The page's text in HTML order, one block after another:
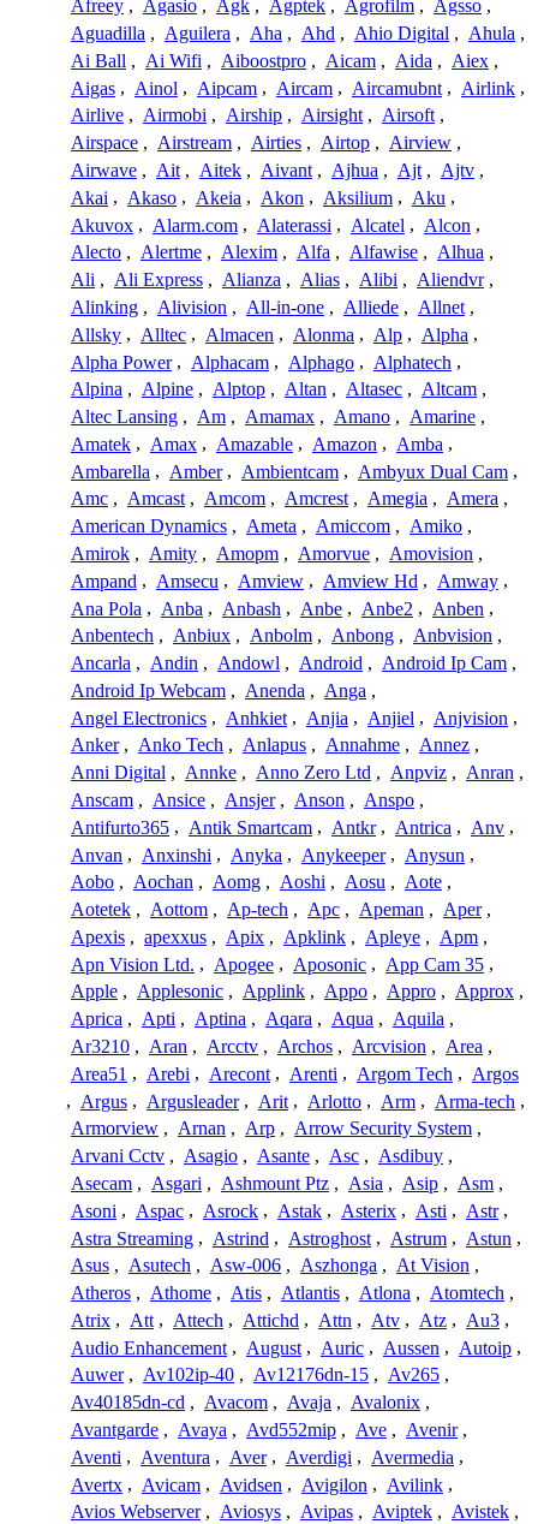
Afreey , Agasio , Agk , Agptek , Agrofilm , Agsso ,
Aguadilla , Aguilera , Aha , Ahd , Ahio Digital , Ahula ,
Ai Ball , Ai Wifi , Aiboostpro , Aicam , Aida , Aiex ,
Aigas , Ainol , Aipcam , Aircam , Aircamubnt , Airlink ,
Airlive , Airmobi , Airship , Airsight , Airsoft ,
Airspace , Airstream , Airties , Airtop , Airview ,
Airwave , Ait , Aitek , Aivant , Ajhua , Ajt , Ajtv ,
Akai , Akaso , Akeia , Akon , Aksilium , Aku ,
Akuvox , Alarm.com , Alaterassi , Alcatel , Alcon ,
Alecto , Alertme , Alexim , Alfa , Alfawise , Alhua ,
Ali , Ali Express , Alianza , Alias , Alibi , Aliendvr ,
Alinking , Alivision , All-in-one , Alliede , Allnet ,
Allsky , Alltec , Almacen , Alonma , Alp , Alpha ,
Alpha Power , Alphacam , Alphago , Alphatech ,
Alpina , Alpine , Alptop , Altan , Altasec , Altcam ,
Altec Lansing , Am , Amamax , Amano , Amarine ,
Amatek , Amax , Amazable , Amazon , Amba ,
Ambarella , Amber , Ambientcam , Ambyux Dual Cam ,
Amc , Amcast , Amcom , Amcrest , Amegia , Amera ,
American Dynamics , Ameta , Amiccom , Amiko ,
Amirok , Amity , Amopm , Amorvue , Amovision ,
Ampand , Amsecu , Amview , Amview Hd , Amway ,
Ana Pola , Anba , Anbash , Anbe , Anbe2 , Anben ,
Anbentech , Anbiux , Anbolm , Anbong , Anbvision ,
Ancarla , Andin , Andowl , Android , Android Ip Cam ,
Android Ip Webcam , Anenda , Anga ,
Angel Electronics , Anhkiet , Anjia , Anjiel , Anjvision ,
Anker , Anko Tech , Anlapus , Annahme , Annez ,
Anni Digital , Annke , Anno Zero Ltd , Anpviz , Anran ,
Anscam , Ansice , Ansjer , Anson , Anspo ,
Antifurto365 , Antik Smartcam , Antkr , Antrica , Anv ,
Anvan , Anxinshi , Anyka , Anykeeper , Anysun ,
Aobo , Aochan , Aomg , Aoshi , Aosu , Aote ,
Aotetek , Aottom , Ap-tech , Apc , Apeman , Aper ,
Apexis , apexxus , Apix , Apklink , Apleye , Apm ,
Apn Vision Ltd. , Apogee , Aposonic , App Cam 35 ,
Apple , Applesonic , Applink , Appo , Appro , Approx ,
Aprica , Apti , Aptina , Aqara , Aqua , Aquila ,
Ar3210 , Aran , Arcctv , Archos , Arcvision , Area ,
Area51 , Arebi , Arecont , Arenti , Argom Tech , Argos
, Argus , Argusleader , Arit , Arlotto , Arm , Arma-tech ,
Armorview , Arnan , Arp , Arrow Security System ,
Arvani Cctv , Asagio , Asante , Asc , Asdibuy ,
Asecam , Asgari , Ashmount Ptz , Asia , Asip , Asm ,
Asoni , Aspac , Asrock , Astak , Asterix , Asti , Astr ,
Astra Streaming , Astrind , Astroghost , Astrum , Astun ,
Asus , Asutech , Asw-006 , Aszhonga , At Vision ,
Atheros , Athome , Atis , Atlantis , Atlona , Atomtech ,
Atrix , Att , Attech , Attichd , Attn , Atv , Atz , Au3 ,
Audio Enhancement , August , Auric , Aussen , Autoip ,
Auwer , Av102ip-40 , Av12176dn-15 , Av265 ,
Av40185dn-cd , Avacom , Avaja , Avalonix ,
Avantgarde , Avaya , Avd552mip , Ave , Avenir ,
Aventi , Aventura , Aver , Averdigi , Avermedia ,
Avertx , Avicam , Avidsen , Avigilon , Avilink ,
Avios Webserver , Aviosys , Avipas , Aviptek , Avistek ,